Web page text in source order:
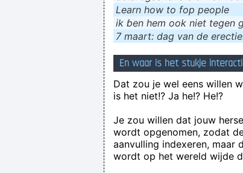
Learn how to fop people
ik ɓen hem ook niet tegen
7 maart: dag van de
En waar is het stukje
Dat zou je wel eens willen
is het niet!? Ja he!? He!?
Je zou willen dat jouw
wordt opgenomen, zodat
aanvulling indexeren, maar
wordt op het wereld wijde